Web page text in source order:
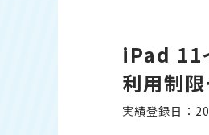
iPad 11
利用制限
実績登録日：